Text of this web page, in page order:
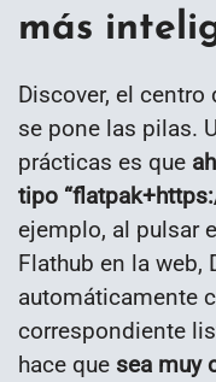
más
Discover, el centro
se pone las pilas.
prácticas es que
tipo
ejemplo, al pulsar
Flathub en la web,
automáticamente
correspondiente
hace que sea muy